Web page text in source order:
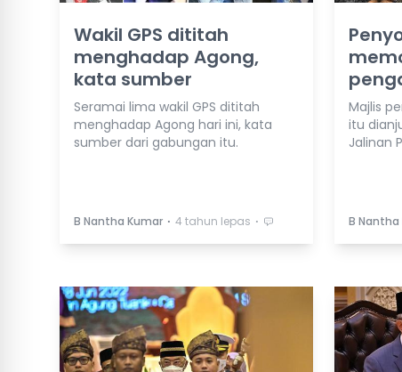
Wakil GPS dititah
menghadap Agong,
kata sumber
Seramai lima wakil GPS dititah
menghadap Agong hari ini, kata
sumber dari gabungan itu.
B Nantha Kumar ⋅ 4 tahun lepas ⋅
Majlis
itu
Jalinan
B Nantha